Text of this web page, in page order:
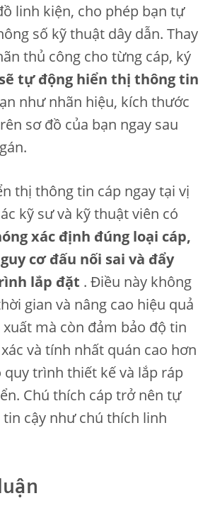
linh kiện, cho phép bạn tự
số kỹ thuật dây dẫn. Thay
thủ công cho từng cáp, ký
sẽ tự động hiển thị thông tin
như nhãn hiệu, kích thước
sơ đồ của bạn ngay sau
thị thông tin cáp ngay tại vị
kỹ sư và kỹ thuật viên có
xác định đúng loại cáp,
cơ đấu nối sai và đẩy
lắp đặt . Điều này không
gian và nâng cao hiệu quả
mà còn đảm bảo độ tin
và tính nhất quán cao hơn
trình thiết kế và lắp ráp
Chú thích cáp trở nên tự
tin cậy như chú thích linh